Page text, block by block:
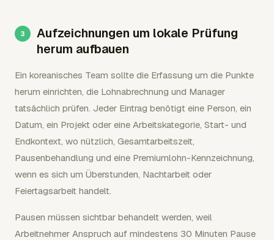
Aufzeichnungen um lokale Prüfung
herum aufbauen
Ein koreanisches Team sollte die Erfassung um die Punkte
herum einrichten, die Lohnabrechnung und Manager
tatsächlich prüfen. Jeder Eintrag benötigt eine Person, ein
Datum, ein Projekt oder eine Arbeitskategorie, Start- und
Endkontext, wo nützlich, Gesamtarbeitszeit,
Pausenbehandlung und eine Premiumlohn-Kennzeichnung,
wenn es sich um Überstunden, Nachtarbeit oder
Feiertagsarbeit handelt.
Pausen müssen sichtbar behandelt werden, weil
Arbeitnehmer Anspruch auf mindestens 30 Minuten Pause